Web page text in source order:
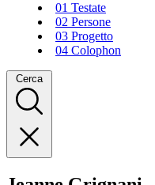
01 Testate
02 Persone
03 Progetto
04 Colophon
Cerca